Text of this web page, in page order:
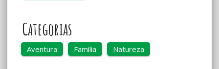
Categorias
Aventura Família Natureza